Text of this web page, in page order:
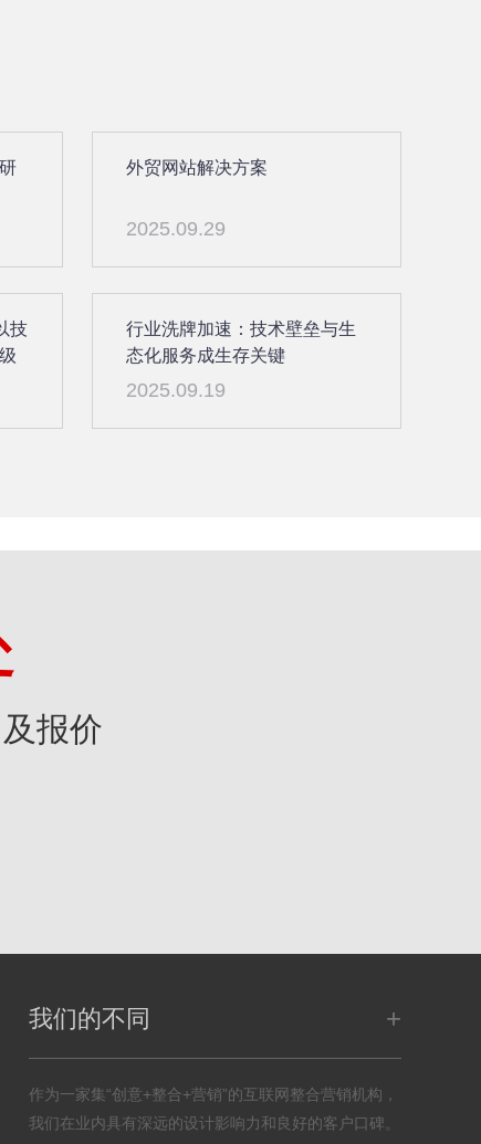
外贸网站解决方案
2025.09.29
技
行业洗牌加速：技术壁垒与生
态化服务成生存关键
2025.09.19
报价
我们的不同 +
作为一家集“创意+整合+营销”的互联网整合营销机构，
我们在业内具有深远的设计影响力和良好的客户口碑。